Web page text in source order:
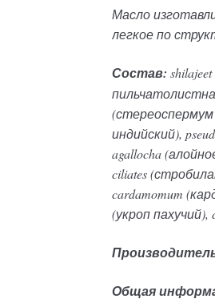
Масло
легкое по
Состав:
(стереоспермум
индийский),
agallocha
ciliates
cardamomum
(укроп пахучий),
Общая